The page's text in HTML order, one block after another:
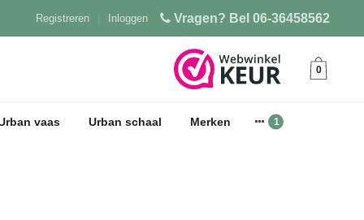
Vragen? Bel 06-36458562
Inloggen
Registreren
0
vaas Urban schaal Merken